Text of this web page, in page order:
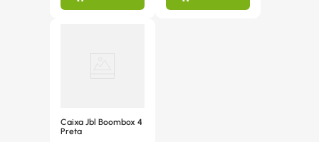
Caixa Jbl Boombox 4
Preta